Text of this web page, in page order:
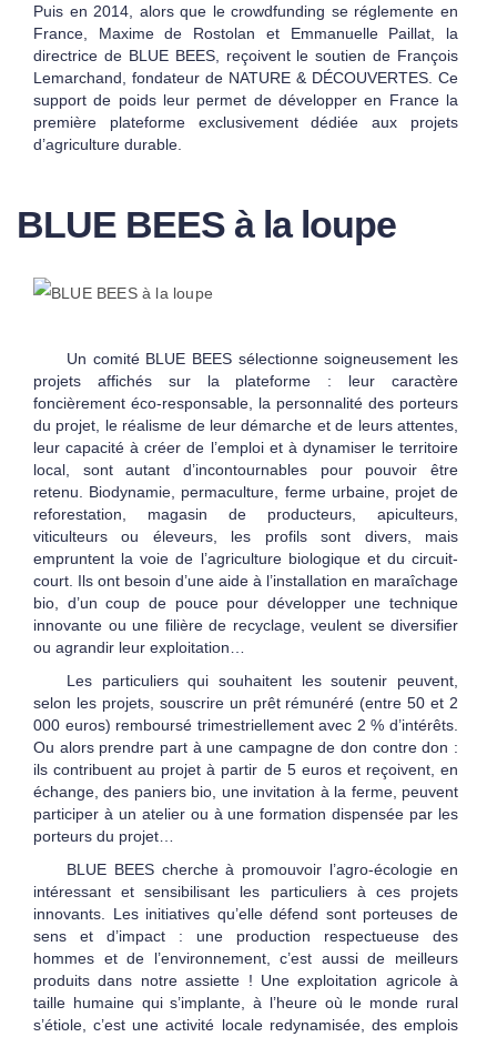
Puis en 2014, alors que le crowdfunding se réglemente en
France, Maxime de Rostolan et Emmanuelle Paillat, la
directrice de BLUE BEES, reçoivent le soutien de François
Lemarchand, fondateur de NATURE & DÉCOUVERTES. Ce
support de poids leur permet de développer en France la
première plateforme exclusivement dédiée aux projets
d’agriculture durable.
BLUE BEES à la loupe
Un comité BLUE BEES sélectionne soigneusement les
projets affichés sur la plateforme : leur caractère
foncièrement éco-responsable, la personnalité des porteurs
du projet, le réalisme de leur démarche et de leurs attentes,
leur capacité à créer de l’emploi et à dynamiser le territoire
local, sont autant d’incontournables pour pouvoir être
retenu. Biodynamie, permaculture, ferme urbaine, projet de
reforestation, magasin de producteurs, apiculteurs,
viticulteurs ou éleveurs, les profils sont divers, mais
empruntent la voie de l’agriculture biologique et du circuit-
court. Ils ont besoin d’une aide à l’installation en maraîchage
bio, d’un coup de pouce pour développer une technique
innovante ou une filière de recyclage, veulent se diversifier
ou agrandir leur exploitation…
Les particuliers qui souhaitent les soutenir peuvent,
selon les projets, souscrire un prêt rémunéré (entre 50 et 2
000 euros) remboursé trimestriellement avec 2 % d’intérêts.
Ou alors prendre part à une campagne de don contre don :
ils contribuent au projet à partir de 5 euros et reçoivent, en
échange, des paniers bio, une invitation à la ferme, peuvent
participer à un atelier ou à une formation dispensée par les
porteurs du projet…
BLUE BEES cherche à promouvoir l’agro-écologie en
intéressant et sensibilisant les particuliers à ces projets
innovants. Les initiatives qu’elle défend sont porteuses de
sens et d’impact : une production respectueuse des
hommes et de l’environnement, c’est aussi de meilleurs
produits dans notre assiette ! Une exploitation agricole à
taille humaine qui s’implante, à l’heure où le monde rural
s’étiole, c’est une activité locale redynamisée, des emplois